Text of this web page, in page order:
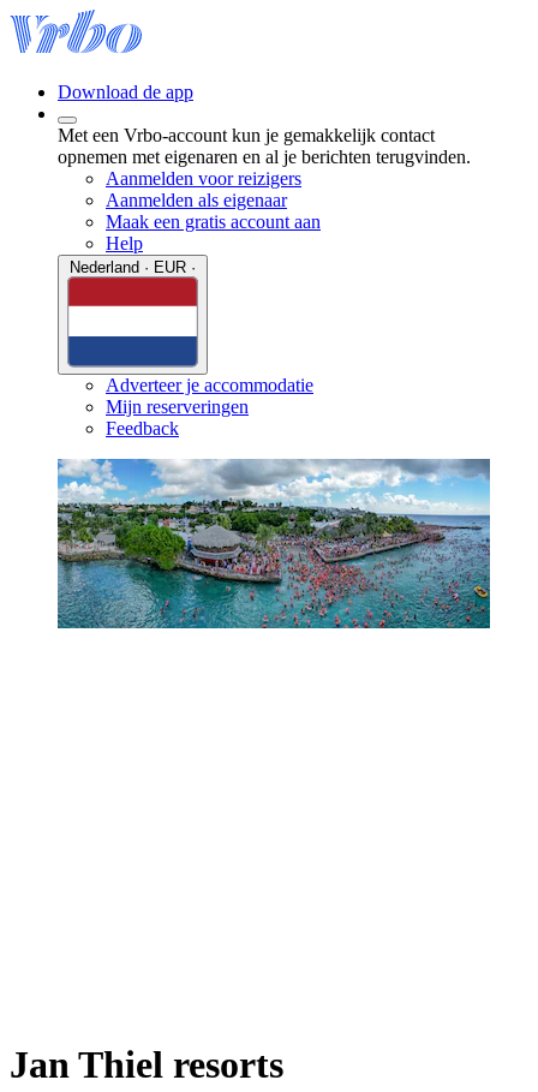
Download de app
Met een Vrbo-account kun je gemakkelijk contact
opnemen met eigenaren en al je berichten terugvinden.
Aanmelden voor reizigers
Aanmelden als eigenaar
Maak een gratis account aan
Help
Adverteer je accommodatie
Mijn reserveringen
Feedback
Jan Thiel resorts